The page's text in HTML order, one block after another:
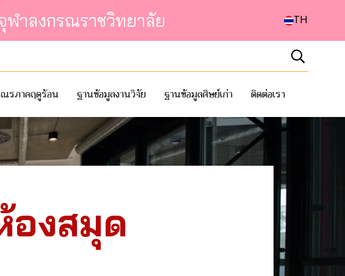
าลงกรณราชวิทยาลัย TH
รภาคฤดูร้อน ฐานข้อมูลงานวิจัย ฐานข้อมูลศิษย์เก่า ติดต่อเรา
องสมุด